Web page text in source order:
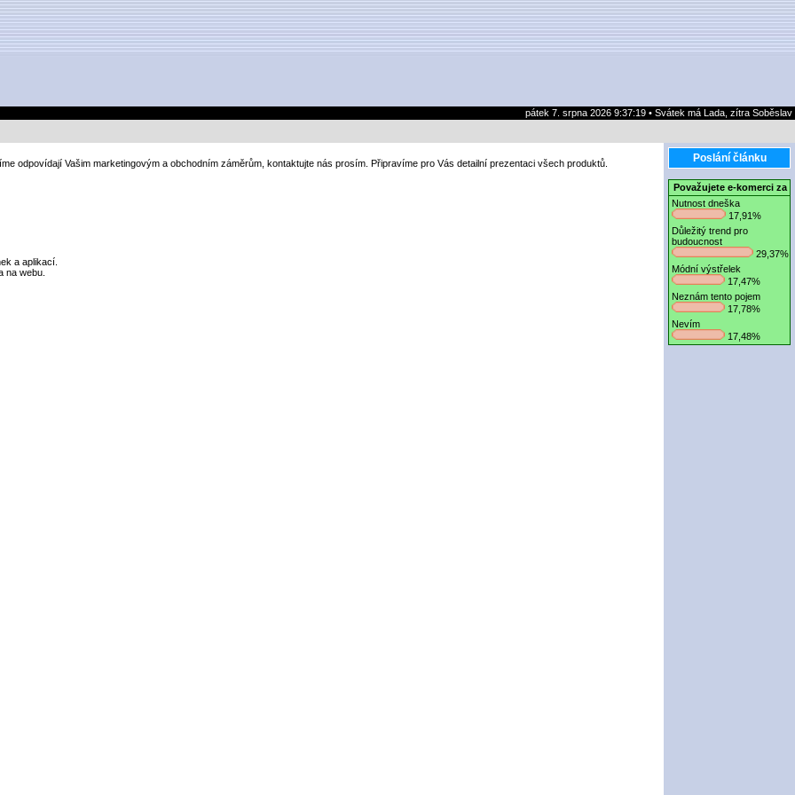
pátek 7. srpna 2026 9:37:19 • Svátek má Lada, zítra Soběslav
odpovídají Vašim marketingovým a obchodním záměrům, kontaktujte nás prosím. Připravíme pro Vás detailní prezentaci všech produktů.
a aplikací.
na webu.
Poslání článku
Považujete e-komerci za
Nutnost dneška
17,91%
Důležitý trend pro
budoucnost
29,37%
Módní výstřelek
17,47%
Neznám tento pojem
17,78%
Nevím
17,48%